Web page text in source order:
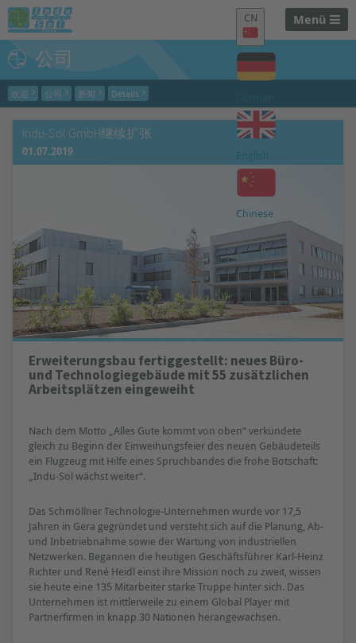
Menü
CN
Chinese
公司
欢迎 公司 新闻 Details
Indu-Sol GmbH继续扩张
01.07.2019
Erweiterungsbau fertiggestellt: neues Büro-
und Technologiegebäude mit 55 zusätzlichen
Arbeitsplätzen eingeweiht
Nach dem Motto „Alles Gute kommt von oben“ verkündete
gleich zu Beginn der Einweihungsfeier des neuen Gebäudeteils
ein Flugzeug mit Hilfe eines Spruchbandes die frohe Botschaft:
„Indu-Sol wächst weiter“.
Das Schmöllner Technologie-Unternehmen wurde vor 17,5
Jahren in Gera gegründet und versteht sich auf die Planung, Ab-
und Inbetriebnahme sowie der Wartung von industriellen
Netzwerken. Begannen die heutigen Geschäftsführer Karl-Heinz
Richter und René Heidl einst ihre Mission noch zu zweit, wissen
sie heute eine 135 Mitarbeiter starke Truppe hinter sich. Das
Unternehmen ist mittlerweile zu einem Global Player mit
Partnerfirmen in knapp 30 Nationen herangewachsen.